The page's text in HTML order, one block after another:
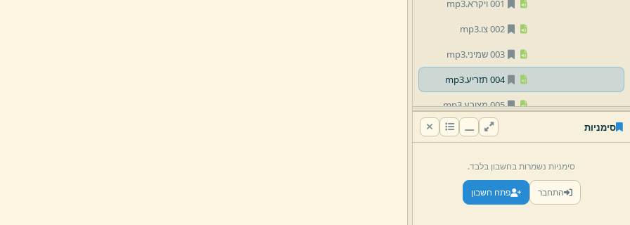
001 ויקרא.
mp3
002 צו.
mp3
003 שמיני.
mp3
004 תזריע.
mp3
005 מצורע.
mp3
006 אחרי.
mp3
008 אמור.
mp3
009 בהר.
mp3
סימניות
סימניות נשמרות בחשבון בלבד.
התחבר פתח חשבון